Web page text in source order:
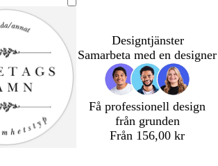
Designtjänster
Samarbeta med en designer
Få professionell design
från grunden
Från 156,00 kr